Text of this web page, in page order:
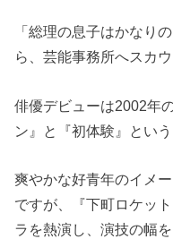
「総理の息子はかな
ら、芸能事務所へスカウ
俳優デビューは2002年
ン』と『初体験』という
爽やかな好青年のイメ
ですが、『下町ロケッ
ラを熱演し、演技の幅